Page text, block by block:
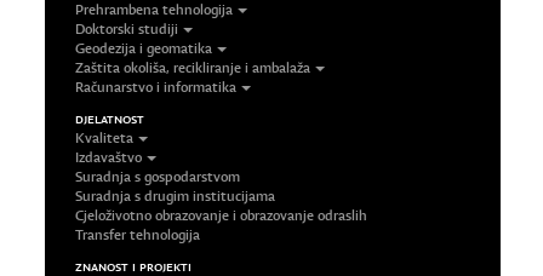
Prehrambena tehnologija
Doktorski studiji
Geodezija i geomatika
Zaštita okoliša, recikliranje i ambalaža
Računarstvo i informatika
DJELATNOST
Kvaliteta
Izdavaštvo
Suradnja s gospodarstvom
Suradnja s drugim institucijama
Cjeloživotno obrazovanje i obrazovanje odraslih
Transfer tehnologija
ZNANOST I PROJEKTI